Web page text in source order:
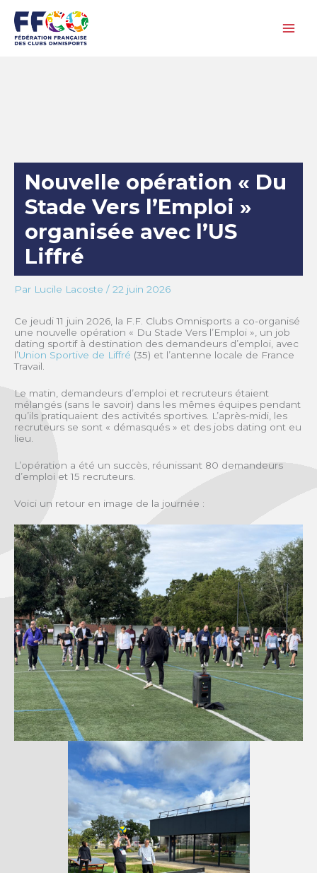
contenu
Nouvelle opération « Du
Stade Vers l’Emploi »
organisée avec l’US
Liffré
Par Lucile Lacoste / 22 juin 2026
Ce jeudi 11 juin 2026, la F.F. Clubs Omnisports a co-organisé
une nouvelle opération « Du Stade Vers l’Emploi », un job
dating sportif à destination des demandeurs d’emploi, avec
l’Union Sportive de Liffré (35) et l’antenne locale de France
Travail.
Le matin, demandeurs d’emploi et recruteurs étaient
mélangés (sans le savoir) dans les mêmes équipes pendant
qu’ils pratiquaient des activités sportives. L’après-midi, les
recruteurs se sont « démasqués » et des jobs dating ont eu
lieu.
L’opération a été un succès, réunissant 80 demandeurs
d’emploi et 15 recruteurs.
Voici un retour en image de la journée :